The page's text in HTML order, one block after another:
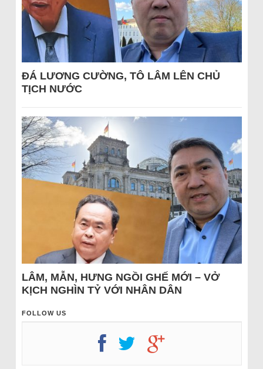
ĐÁ LƯƠNG CƯỜNG, TÔ LÂM LÊN CHỦ
TỊCH NƯỚC
LÂM, MẪN, HƯNG NGỒI GHẾ MỚI – VỞ
KỊCH NGHÌN TỶ VỚI NHÂN DÂN
FOLLOW US